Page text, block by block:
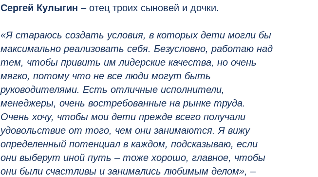
Сергей Кулыгин – отец троих сыновей и дочки.
«Я стараюсь создать условия, в которых дети могли бы
максимально реализовать себя. Безусловно, работаю над
тем, чтобы привить им лидерские качества, но очень
мягко, потому что не все люди могут быть
руководителями. Есть отличные исполнители,
менеджеры, очень востребованные на рынке труда.
Очень хочу, чтобы мои дети прежде всего получали
удовольствие от того, чем они занимаются. Я вижу
определенный потенциал в каждом, подсказываю, если
они выберут иной путь – тоже хорошо, главное, чтобы
они были счастливы и занимались любимым делом», –